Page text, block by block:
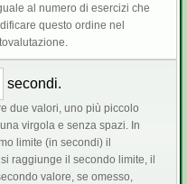
al numero di esercizi che
questo ordine nel
secondi.
due valori, uno più piccolo
virgola e senza spazi. In
limite (in secondi) il
raggiunge il secondo limite, il
valore, se omesso,